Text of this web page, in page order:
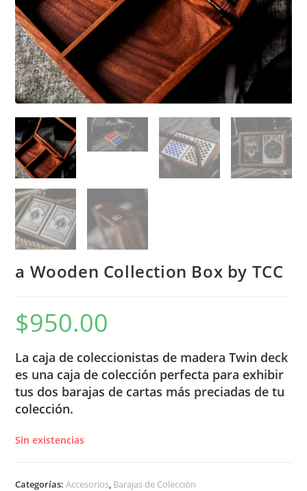
a Wooden Collection Box by TCC
$950.00
La caja de coleccionistas de madera Twin deck
es una caja de colección perfecta para exhibir
tus dos barajas de cartas más preciadas de tu
colección.
Sin existencias
Categorías:Accesorios Barajas de Colección